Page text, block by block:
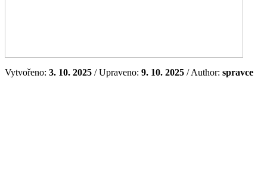
Vytvořeno: 3. 10. 2025 / Upraveno: 9. 10. 2025 / Author: spravce